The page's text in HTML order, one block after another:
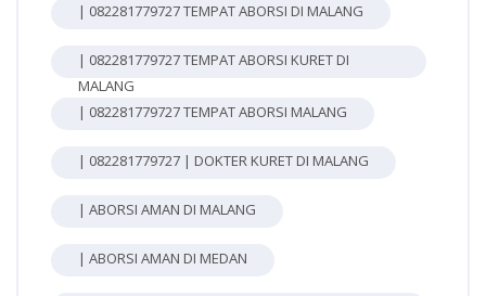
| 082281779727 TEMPAT ABORSI DI MALANG
| 082281779727 TEMPAT ABORSI KURET DI
MALANG
| 082281779727 TEMPAT ABORSI MALANG
| 082281779727 | DOKTER KURET DI MALANG
| ABORSI AMAN DI MALANG
| ABORSI AMAN DI MEDAN